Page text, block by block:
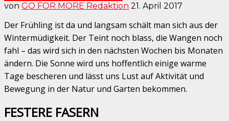
von GO FOR MORE Redaktion 21. April 2017
Der Frühling ist da und langsam schält man sich aus der
Wintermüdigkeit. Der Teint noch blass, die Wangen noch
fahl – das wird sich in den nächsten Wochen bis Monaten
ändern. Die Sonne wird uns hoffentlich einige warme
Tage bescheren und lässt uns Lust auf Aktivität und
Bewegung in der Natur und Garten bekommen.
FESTERE FASERN